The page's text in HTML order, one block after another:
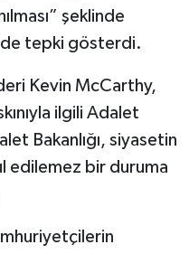
şeklinde
tepki gösterdi.
Kevin McCarthy,
ilgili Adalet
Bakanlığı, siyasetin
edilemez bir duruma